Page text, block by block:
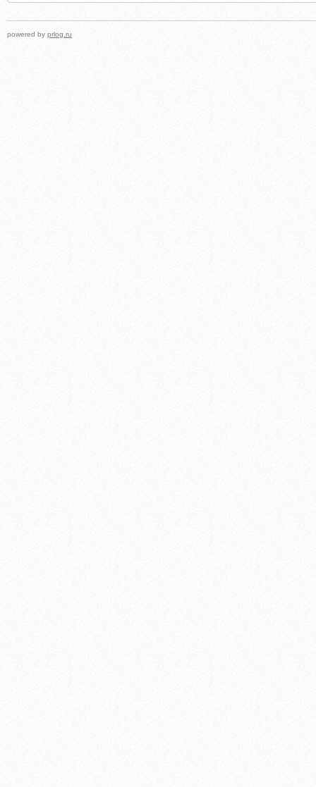
powered by prlog.ru